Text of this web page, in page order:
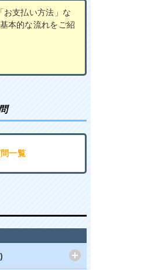
お支払い方法」な
本的な流れをご紹
一覧